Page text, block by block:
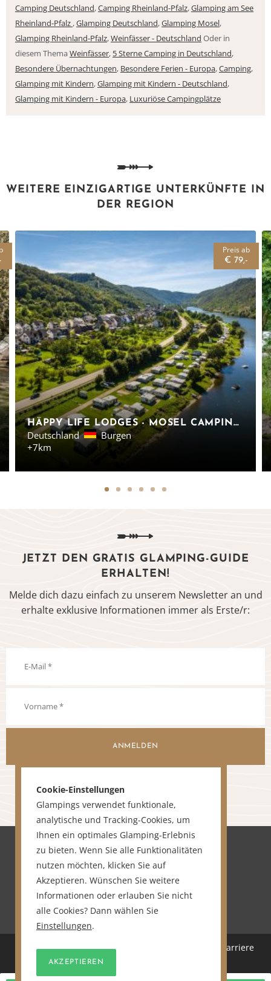
Camping Deutschland,Camping Rheinland-Pfalz,Glamping am See
Rheinland-Pfalz ,Glamping Deutschland,Glamping Mosel,
Glamping Rheinland-Pfalz,Weinfässer - Deutschland Oder in
diesem ThemaWeinfässer, 5 Sterne Camping in Deutschland,
Besondere Übernachtungen, Besondere Ferien - Europa,Camping,
Glamping mit Kindern,Glamping mit Kindern - Deutschland,
Glamping mit Kindern - Europa, Luxuriöse Campingplätze
WEITERE EINZIGARTIGE UNTERKÜNFTE IN
DER REGION
HÄPPY LIFE LODGES - MOSEL CAMPING BURGEN
Deutschland
Burgen
+7km
Preis ab
€ 79,-
JETZT DEN GRATIS GLAMPING-GUIDE
ERHALTEN!
Melde dich dazu einfach zu unserem Newsletter an und
erhalte exklusive Informationen immer als Erste/r:
ANMELDEN
Home Über uns
Karriere
Kontakt
Cookie-Einstellungen
Glampings verwendet funktionale,
analytische und Tracking-Cookies, um
Ihnen ein optimales Glamping-Erlebnis
zu bieten. Wenn Sie alle Funktionalitäten
nutzen möchten, klicken Sie auf
Akzeptieren. Wünschen Sie weitere
Informationen oder erlauben Sie nicht
alle Cookies? Dann wählen Sie
Einstellungen.
AKZEPTIEREN